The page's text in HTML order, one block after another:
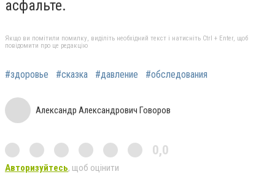
асфальте.
Якщо ви помітили помилку, виділіть необхідний текст і натисніть Ctrl + Enter, щоб
повідомити про це редакцію
#здоровье #сказка #давление #обследования
Александр Александрович Говоров
0,0
Авторизуйтесь, щоб оцінити